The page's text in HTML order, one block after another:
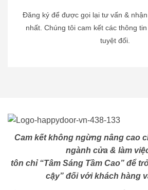
Đăng ký để được gọi lại tư vấn &
nhất. Chúng tôi cam kết các thông
tuyệt đối.
Cam kết không ngừng nâng cao
ngành cửa & làm
tôn chỉ “Tâm Sáng Tầm Cao” để
cậy” đối với khách hàng